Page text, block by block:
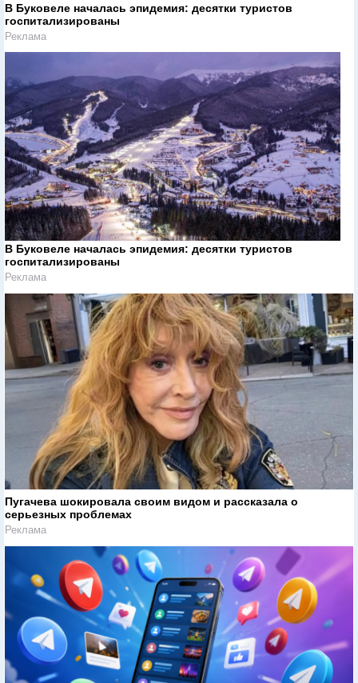
В Буковеле началась эпидемия: десятки туристов
госпитализированы
Реклама
В Буковеле началась эпидемия: десятки туристов
госпитализированы
Реклама
Пугачева шокировала своим видом и рассказала о
серьезных проблемах
Реклама